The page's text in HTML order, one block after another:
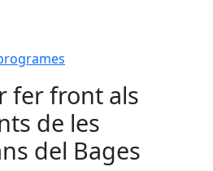
fer front als
de les
del Bages